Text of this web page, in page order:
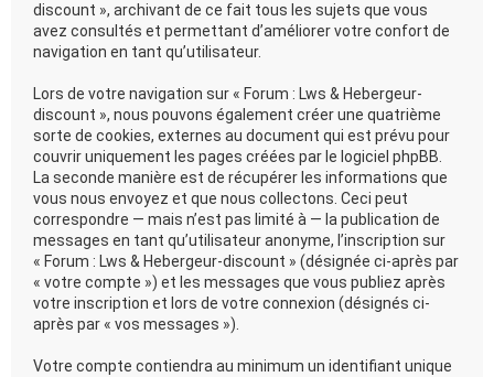
discount », archivant de ce fait tous les sujets que vous
avez consultés et permettant d’améliorer votre confort de
navigation en tant qu’utilisateur.
Lors de votre navigation sur « Forum : Lws & Hebergeur-
discount », nous pouvons également créer une quatrième
sorte de cookies, externes au document qui est prévu pour
couvrir uniquement les pages créées par le logiciel phpBB.
La seconde manière est de récupérer les informations que
vous nous envoyez et que nous collectons. Ceci peut
correspondre — mais n’est pas limité à — la publication de
messages en tant qu’utilisateur anonyme, l’inscription sur
« Forum : Lws & Hebergeur-discount » (désignée ci-après par
« votre compte ») et les messages que vous publiez après
votre inscription et lors de votre connexion (désignés ci-
après par « vos messages »).
Votre compte contiendra au minimum un identifiant unique